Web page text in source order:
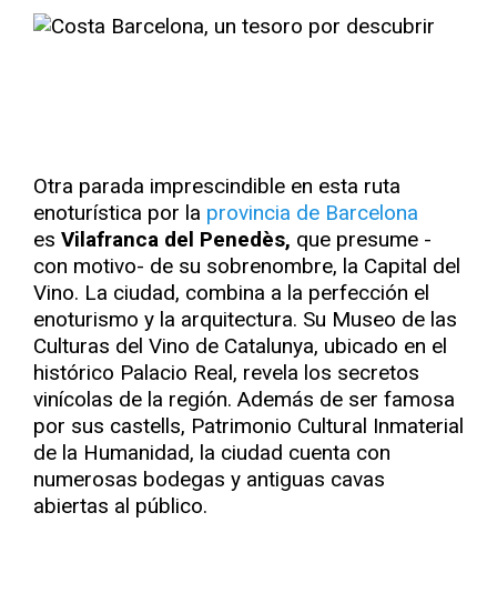
Otra parada imprescindible en esta ruta
enoturística por la provincia de Barcelona
es Vilafranca del Penedès, que presume -
con motivo- de su sobrenombre, la Capital del
Vino. La ciudad, combina a la perfección el
enoturismo y la arquitectura. Su Museo de las
Culturas del Vino de Catalunya, ubicado en el
histórico Palacio Real, revela los secretos
vinícolas de la región. Además de ser famosa
por sus castells, Patrimonio Cultural Inmaterial
de la Humanidad, la ciudad cuenta con
numerosas bodegas y antiguas cavas
abiertas al público.